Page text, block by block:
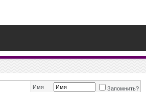
Имя
Запомнить?